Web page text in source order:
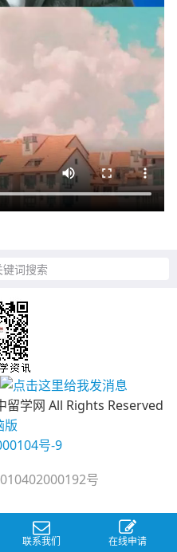
词搜索
学网 All Rights Reserved
版
号-9
号
联系我们 在线申请